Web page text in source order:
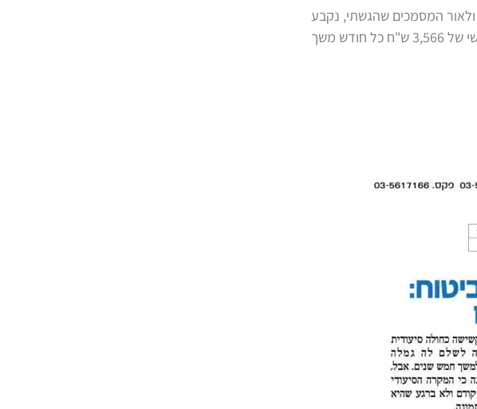
המסמכים שהגשתי, נקבע
ללקוחה ניקוד של 5 מתוך 6!!! כלומר היא הוגדרה כסיעודית באופן מלא ותקבל תשלום חודשי של 3,566 ש"ח כל חודש משך